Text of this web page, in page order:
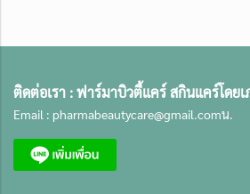
ติดต่อเรา :ฟาร์มาบิวตี้แคร์ สกินแคร์โดยเ
Email : pharmabeautycare@gmail.comน.